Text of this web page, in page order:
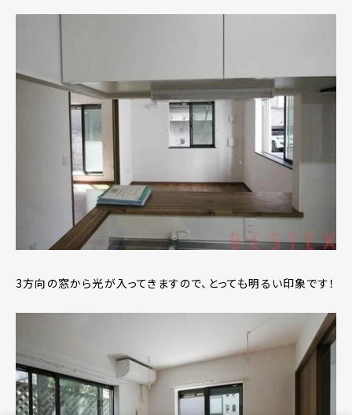
3方向の窓から光が入ってきますので、とっても明るい印象です！